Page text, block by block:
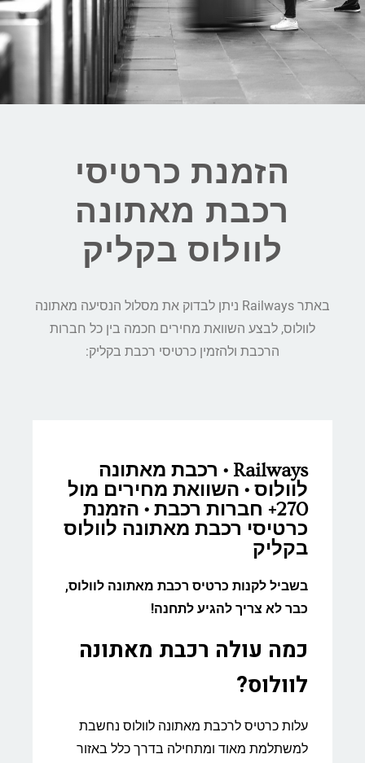
הזמנת כרטיסי
רכבת מאתונה
לוולוס בקליק
באתר Railways ניתן לבדוק את מסלול הנסיעה מאתונה
לוולוס, לבצע השוואת מחירים חכמה בין כל חברות
הרכבת ולהזמין כרטיסי רכבת בקליק:
Railways • רכבת מאתונה
לוולוס • השוואת מחירים מול
270+ חברות רכבת • הזמנת
כרטיסי רכבת מאתונה לוולוס
בקליק
בשביל לקנות כרטיס רכבת מאתונה לוולוס,
כבר לא צריך להגיע לתחנה!
כמה עולה רכבת מאתונה
לוולוס?
עלות כרטיס לרכבת מאתונה לוולוס נחשבת
למשתלמת מאוד ומתחילה בדרך כלל באזור